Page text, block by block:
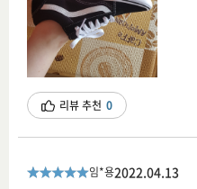
리뷰 추천 0
임*용2022.04.13